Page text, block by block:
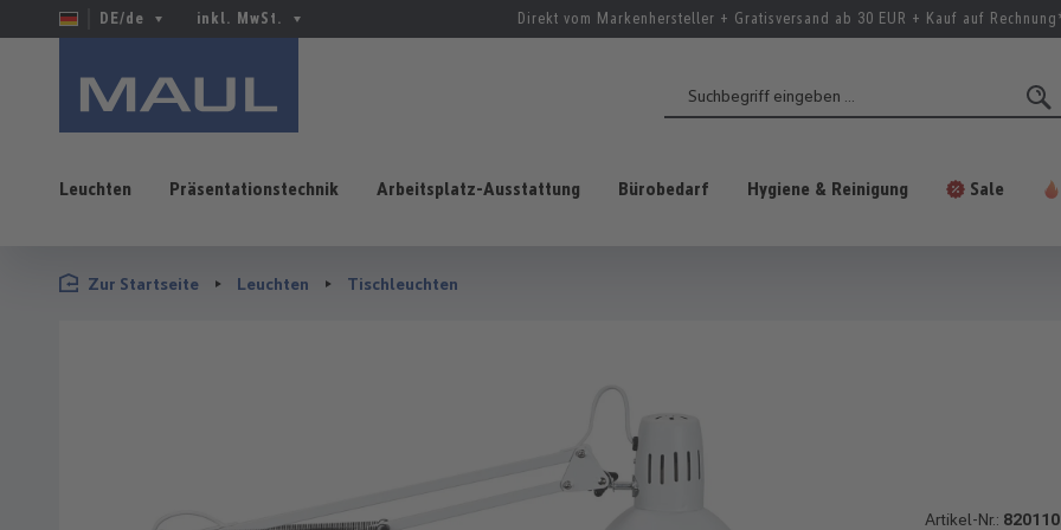
Hauptinhalt springen
Zur Suche springen
Zur Hauptnavigation springen
DE/de inkl. MwSt. Direkt vom Markenhersteller + Gratisversand ab 30 EUR + Kauf auf
Leuchten Präsentationstechnik Arbeitsplatz-Ausstattung Bürobedarf Hygiene & Reinigung Sale
Zur Startseite Leuchten Tischleuchten
Artikel-Nr.: